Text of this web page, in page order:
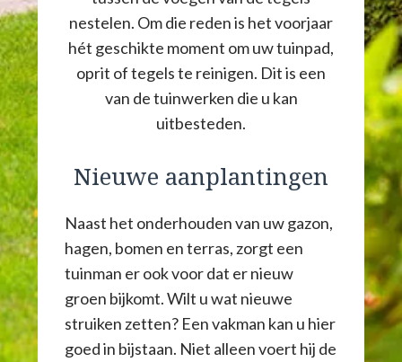
nestelen. Om die reden is het voorjaar
hét geschikte moment om uw tuinpad,
oprit of tegels te reinigen. Dit is een
van de tuinwerken die u kan
uitbesteden.
Nieuwe aanplantingen
Naast het onderhouden van uw gazon,
hagen, bomen en terras, zorgt een
tuinman er ook voor dat er nieuw
groen bijkomt. Wilt u wat nieuwe
struiken zetten? Een vakman kan u hier
goed in bijstaan. Niet alleen voert hij de